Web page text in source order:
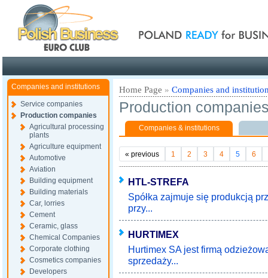
Companies and institutions
Service companies
Production companies
Agricultural processing
plants
Agriculture equipment
Automotive
Aviation
Building equipment
Building materials
Car, lorries
Cement
Ceramic, glass
Chemical Companies
Corporate clothing
Cosmetics companies
Developers
Home Page » Companies and
Production
Companies & institutions
« previous 1 2 3 4 5 6
HTL-STREFA
Spółka zajmuje się produkcją
przy...
HURTIMEX
Hurtimex SA jest firmą
sprzedaży...